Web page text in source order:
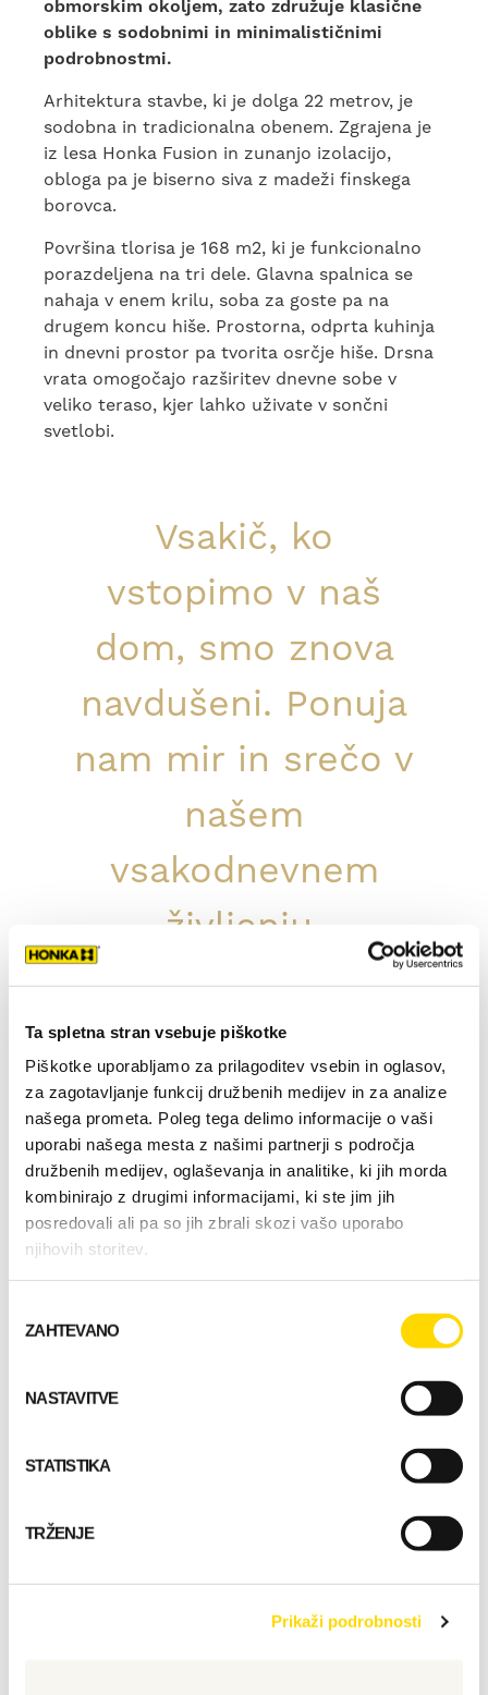
Ta spletna stran vsebuje piškotke
Piškotke uporabljamo za prilagoditev vsebin in oglasov,
za zagotavljanje funkcij družbenih medijev in za analize
našega prometa. Poleg tega delimo informacije o vaši
uporabi našega mesta z našimi partnerji s področja
družbenih medijev, oglaševanja in analitike, ki jih morda
kombinirajo z drugimi informacijami, ki ste jim jih
posredovali ali pa so jih zbrali skozi vašo uporabo
njihovih storitev.
soglasja
ZAHTEVANO
NASTAVITVE
STATISTIKA
TRŽENJE
Prikaži podrobnosti
obmorskim okoljem, zato združuje klasične
oblike s sodobnimi in minimalističnimi
podrobnostmi.
Arhitektura stavbe, ki je dolga 22 metrov, je
sodobna in tradicionalna obenem. Zgrajena je
iz lesa Honka Fusion in zunanjo izolacijo,
obloga pa je biserno siva z madeži finskega
borovca.
Površina tlorisa je 168 m2, ki je funkcionalno
porazdeljena na tri dele. Glavna spalnica se
nahaja v enem krilu, soba za goste pa na
drugem koncu hiše. Prostorna, odprta kuhinja
in dnevni prostor pa tvorita osrčje hiše. Drsna
vrata omogočajo razširitev dnevne sobe v
veliko teraso, kjer lahko uživate v sončni
svetlobi.
Vsakič, ko
vstopimo v naš
dom, smo znova
navdušeni. Ponuja
nam mir in srečo v
našem
vsakodnevnem
življenju.
Stranke, Beach House
Vrstazgradbe: bivalni dom
Površina bivalnih prostorov
: 168 m2
Število sob: 5
Leto izgradnje: 2010
Konstrukcija sten:les Honka, ki se ne
poseda (FXL 128) + zunanja izolacija
Obloga:
Lokacija: Finistère, Francija
Honka id: 016111